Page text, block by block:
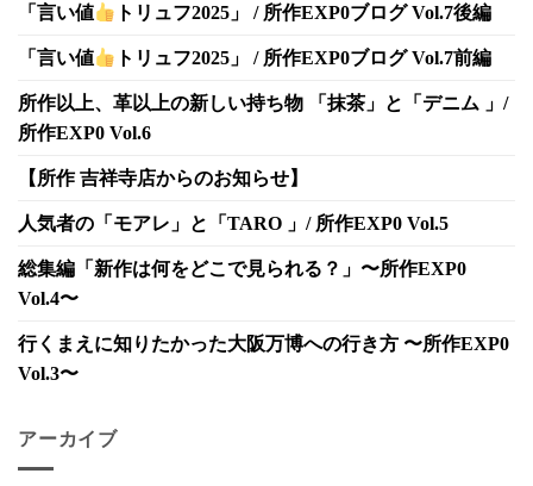
「言い値 トリュフ2025」 / 所作EXP0ブログ Vol.7後編
「言い値 トリュフ2025」 / 所作EXP0ブログ Vol.7前編
所作以上、革以上の新しい持ち物 「抹茶」と「デニム 」/
所作EXP0 Vol.6
【所作 吉祥寺店からのお知らせ】
人気者の「モアレ」と「TARO 」/ 所作EXP0 Vol.5
総集編「新作は何をどこで見られる？」〜所作EXP0
Vol.4〜
行くまえに知りたかった大阪万博への行き方 〜所作EXP0
Vol.3〜
アーカイブ